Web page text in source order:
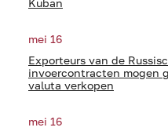
Kuban
mei 16
Exporteurs van de
invoercontracten mogen
valuta verkopen
mei 16